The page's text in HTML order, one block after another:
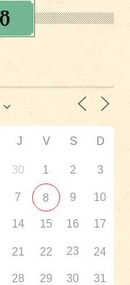
J V S D
30 1 2 3
7 8 9 10
14 15 16 17
21 22 23 24
28 29 30 31